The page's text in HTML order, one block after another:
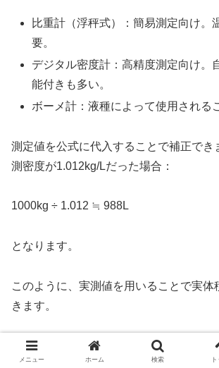
比重計（浮秤式）：簡易測定向け。
要。
デジタル密度計：高精度測定向け。
能付きも多い。
ボーメ計：液種によって使用される
測定値を公式に代入することで補正でき
測密度が1.012kg/Lだった場合：
1000kg ÷ 1.012 ≒ 988L
となります。
このように、実測値を用いることで実体
きます。
補正係数は「基準密度 ÷ 実測密度」で
り、基準条件への換算に活用できます。
メニュー ホーム 検索